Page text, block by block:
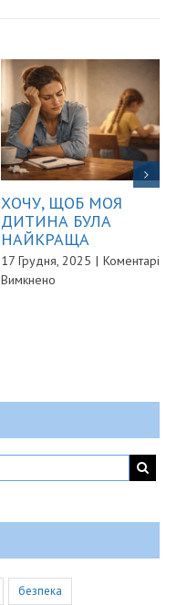
ХОЧУ, ЩОБ МОЯ
ДИТИНА БУЛА
НАЙКРАЩА
17 Грудня, 2025 | Коментарі
Вимкнено
безпека